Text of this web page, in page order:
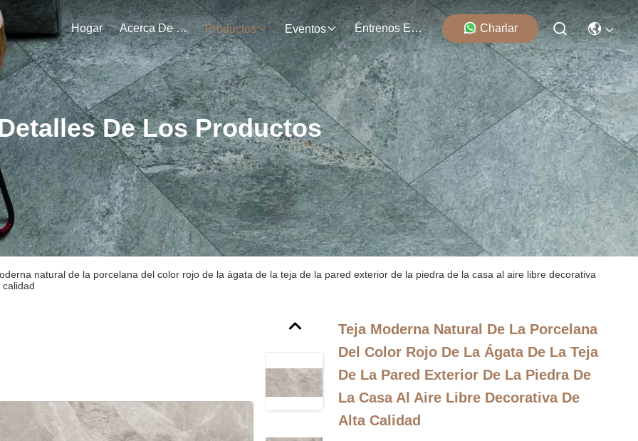
Hogar Acerca De Nosotros Productos Eventos Éntrenos En Contacto Con Charlar
De Los Productos
natural de la porcelana del color rojo de la ágata de la teja de la pared exterior de la piedra de la casa al aire libre decorativa
calidad
Teja Moderna Natural De La Porcelana
Del Color Rojo De La Ágata De La Teja
De La Pared Exterior De La Piedra De
La Casa Al Aire Libre Decorativa De
Alta Calidad